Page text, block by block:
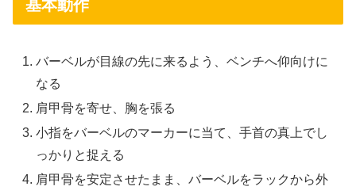
基本動作
バーベルが目線の先に来るよう、ベンチへ仰向けに
なる
肩甲骨を寄せ、胸を張る
小指をバーベルのマーカーに当て、手首の真上でし
っかりと捉える
肩甲骨を安定させたまま、バーベルをラックから外